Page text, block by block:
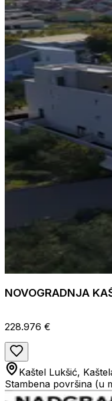
NOVOGRADNJA
228.976 €
Kaštel Lukšić,
Stambena površina (u